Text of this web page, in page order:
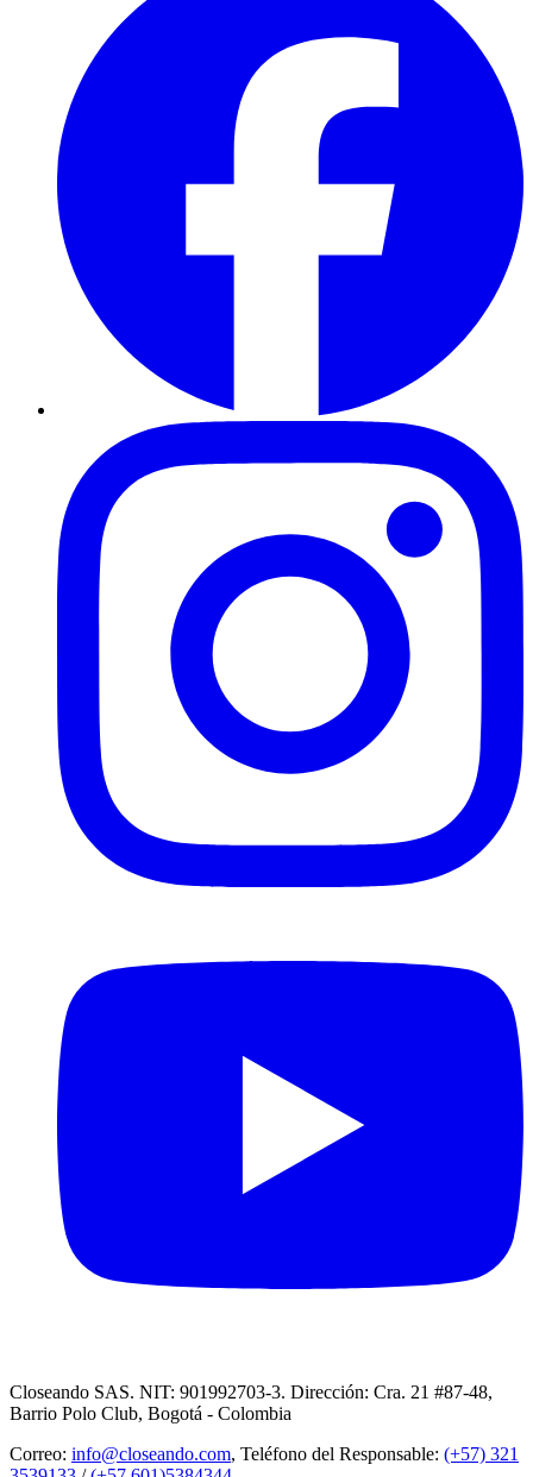
Closeando SAS. NIT: 901992703-3. Dirección: Cra. 21 #87-48,
Barrio Polo Club, Bogotá - Colombia
Correo: info@closeando.com, Teléfono del Responsable: (+57) 321